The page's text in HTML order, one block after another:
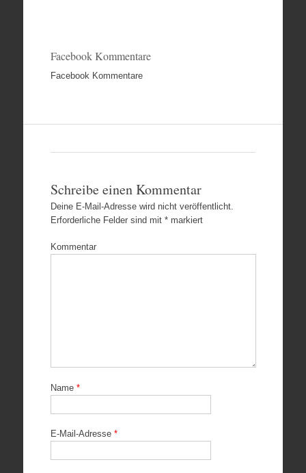
Facebook Kommentare
Facebook Kommentare
Schreibe einen Kommentar
Deine E-Mail-Adresse wird nicht veröffentlicht.
Erforderliche Felder sind mit *markiert
Kommentar
Name *
E-Mail-Adresse *